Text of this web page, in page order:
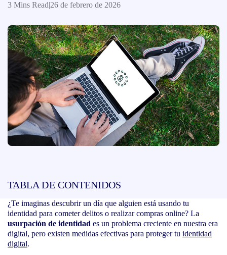
3 Mins Read|26 de febrero de 2026
TABLA DE CONTENIDOS
¿Te imaginas descubrir un día que alguien está usando tu
identidad para cometer delitos o realizar compras online? La
usurpación de identidad es un problema creciente en nuestra era
digital, pero existen medidas efectivas para proteger tu identidad
digital.